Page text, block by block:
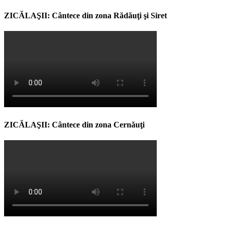
ZICĂLAŞII: Cântece din zona Rădăuţi şi Siret
ZICĂLAŞII: Cântece din zona Cernăuţi